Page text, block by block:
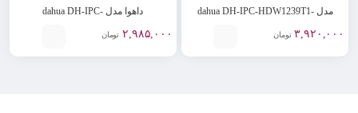
مدل dahua DH-IPC-HDW1239T1-
۳,۹۲۰,۰۰۰ تومان
داهوا مدل dahua DH-IPC-
HFW1230S1-S5۲,۹۸۵,۰۰۰ تومان